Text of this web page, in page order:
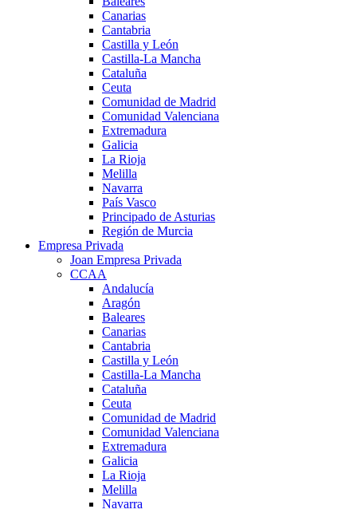
Canarias
Cantabria
Castilla y León
Castilla-La Mancha
Cataluña
Ceuta
Comunidad de Madrid
Comunidad Valenciana
Extremadura
Galicia
La Rioja
Melilla
Navarra
País Vasco
Principado de Asturias
Región de Murcia
Empresa Privada
Joan Empresa Privada
CCAA
Andalucía
Aragón
Baleares
Canarias
Cantabria
Castilla y León
Castilla-La Mancha
Cataluña
Ceuta
Comunidad de Madrid
Comunidad Valenciana
Extremadura
Galicia
La Rioja
Melilla
Navarra